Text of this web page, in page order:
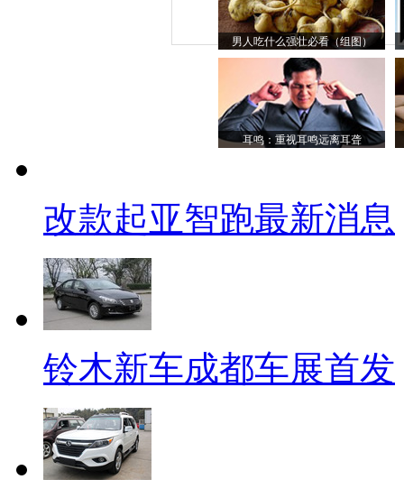
男人吃什么强壮必看（组图）
耳鸣：重视耳鸣远离耳聋
改款起亚智跑最新消息
铃木新车成都车展首发